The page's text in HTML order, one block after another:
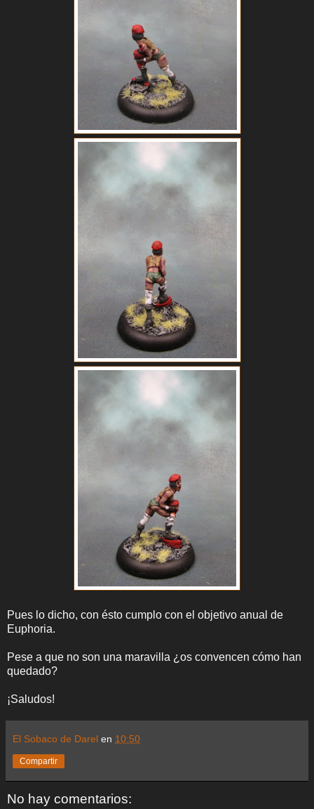
Pues lo dicho, con ésto cumplo con el objetivo anual de
Euphoria.
Pese a que no son una maravilla ¿os convencen cómo han
quedado?
¡Saludos!
El Sobaco de Darel en 10:50
Compartir
No hay comentarios: